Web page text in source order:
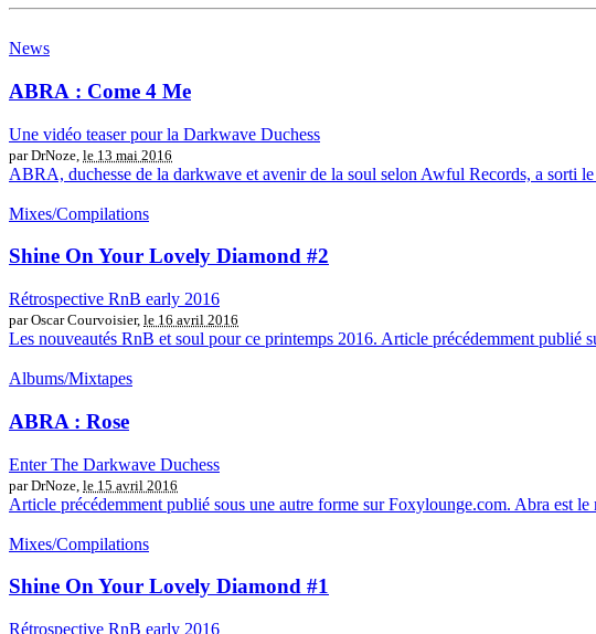
News
ABRA : Come 4 Me
Une vidéo teaser pour la Darkwave Duchess
par DrNoze, le 13 mai 2016
ABRA, duchesse de la darkwave et avenir de la soul selon Awful Records, a sorti
Mixes/Compilations
Shine On Your Lovely Diamond #2
Rétrospective RnB early 2016
par Oscar Courvoisier, le 16 avril 2016
Les nouveautés RnB et soul pour ce printemps 2016. Article précédemment publié
Albums/Mixtapes
ABRA : Rose
Enter The Darkwave Duchess
par DrNoze, le 15 avril 2016
Article précédemment publié sous une autre forme sur Foxylounge.com. Abra est
Mixes/Compilations
Shine On Your Lovely Diamond #1
Rétrospective RnB early 2016